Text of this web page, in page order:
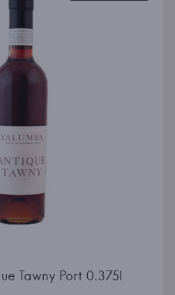
Tawny Port 0.375l